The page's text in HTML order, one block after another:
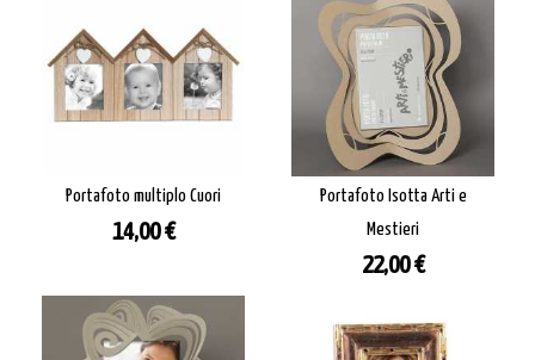
Portafoto multiplo Cuori
Prezzo
14,00 €
Portafoto Isotta Arti e
Mestieri
Prezzo
22,00 €